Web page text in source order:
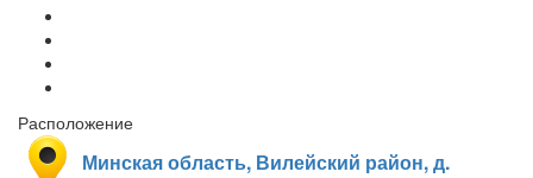
Расположение
Минская область, Вилейский район, д.